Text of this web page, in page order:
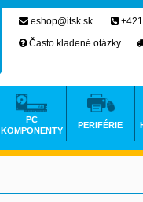
eshop@itsk.sk
Často kladené otázky
PC
KOMPONENTY
PERIFÉRIE